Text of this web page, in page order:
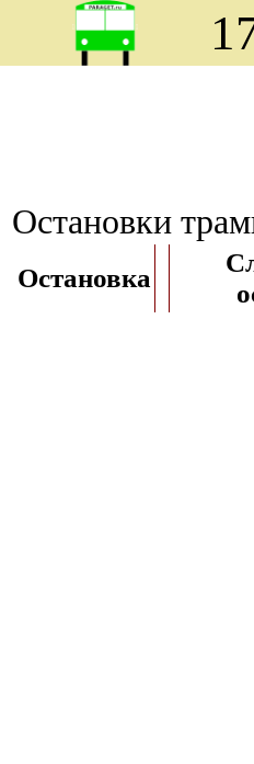
Остановки
Остановка